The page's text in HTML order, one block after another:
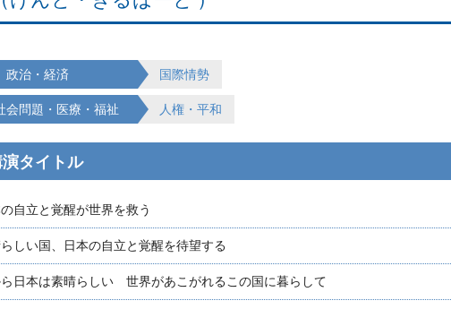
政治・経済 国際情勢
会問題・医療・福祉 人権・平和
タイトル
自立と覚醒が世界を救う
しい国、日本の自立と覚醒を待望する
日本は素晴らしい 世界があこがれるこの国に暮らして